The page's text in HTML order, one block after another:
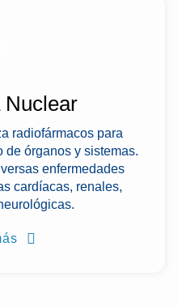
Nuclear
radiofármacos para
órganos y sistemas.
enfermedades
cardíacas, renales,